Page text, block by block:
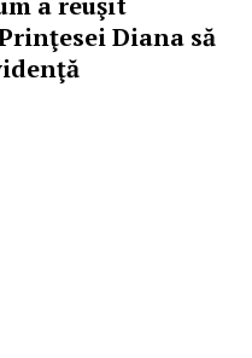
Diana să